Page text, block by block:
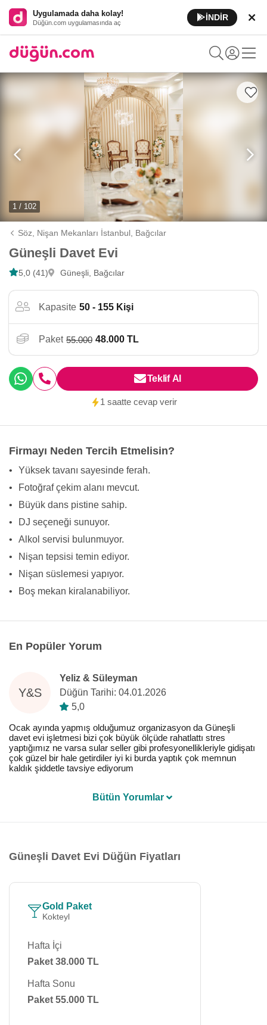
Uygulamada daha kolay!
Düğün.com uygulamasında aç
İNDİR
1 / 102
Söz, Nişan Mekanları İstanbul, Bağcılar
Güneşli Davet Evi
5,0 (41) Güneşli, Bağcılar
Kapasite 50 - 155 Kişi
Paket 55.000 48.000 TL
Teklif Al
1 saatte cevap verir
Firmayı Neden Tercih Etmelisin?
•
Yüksek tavanı sayesinde ferah.
•
Fotoğraf çekim alanı mevcut.
•
Büyük dans pistine sahip.
•
DJ seçeneği sunuyor.
•
Alkol servisi bulunmuyor.
•
Nişan tepsisi temin ediyor.
•
Nişan süslemesi yapıyor.
•
Boş mekan kiralanabiliyor.
En Popüler Yorum
Y&S
Yeliz & Süleyman
Düğün Tarihi: 04.01.2026
5,0
Ocak ayında yapmış olduğumuz organizasyon da Güneşli
davet evi işletmesi bizi çok büyük ölçüde rahatlattı stres
yaptığımız ne varsa sular seller gibi profesyonellikleriyle gidişatı
çok güzel bir hale getirdiler iyi ki burda yaptık çok memnun
kaldık şiddetle tavsiye ediyorum
Bütün Yorumlar
Güneşli Davet Evi Düğün Fiyatları
Gold Paket
Kokteyl
Hafta İçi
Paket 38.000 TL
Hafta Sonu
Paket 55.000 TL